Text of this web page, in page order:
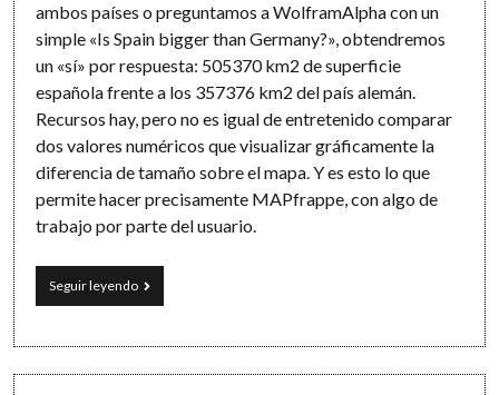
ambos países o preguntamos a WolframAlpha con un
simple «Is Spain bigger than Germany?», obtendremos
un «sí» por respuesta: 505370 km2 de superficie
española frente a los 357376 km2 del país alemán.
Recursos hay, pero no es igual de entretenido comparar
dos valores numéricos que visualizar gráficamente la
diferencia de tamaño sobre el mapa. Y es esto lo que
permite hacer precisamente MAPfrappe, con algo de
trabajo por parte del usuario.
Seguir leyendoPaíses
en
¿es